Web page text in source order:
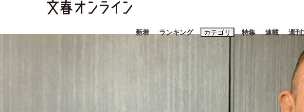
新着 ランキング カテゴリ 特集 連載 週刊
おすすめのキーワードタグ一覧